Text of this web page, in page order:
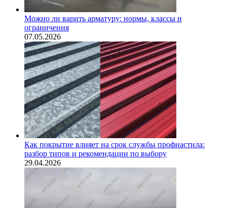
Можно ли варить арматуру: нормы, классы и
ограничения
07.05.2026
Как покрытие влияет на срок службы профнастила:
разбор типов и рекомендации по выбору
29.04.2026